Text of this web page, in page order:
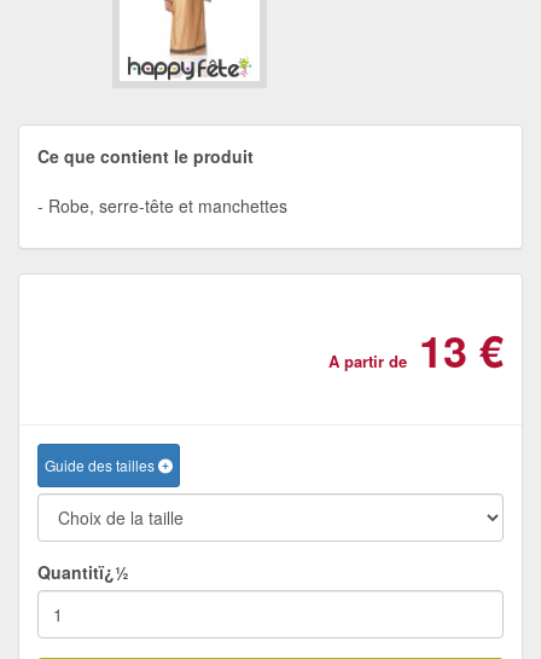
Ce que contient le produit
Robe, serre-tête et manchettes
A partir de 13 €
Guide des tailles
Quantitï¿½